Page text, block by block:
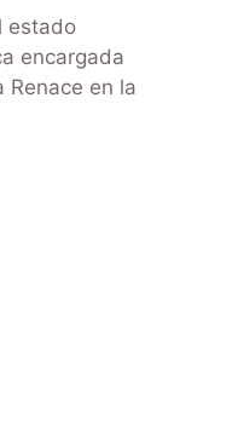
estado
encargada
Renace en la